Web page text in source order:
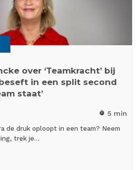
over ‘Teamkracht’ bij
beseft in een split second
staat’
timer 5 min
de druk oploopt in een team? Neem
trek je…